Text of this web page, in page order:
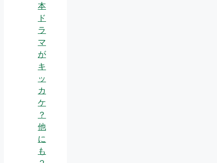
本
ド
ラ
マ
が
キ
ッ
カ
ケ
？
他
に
も